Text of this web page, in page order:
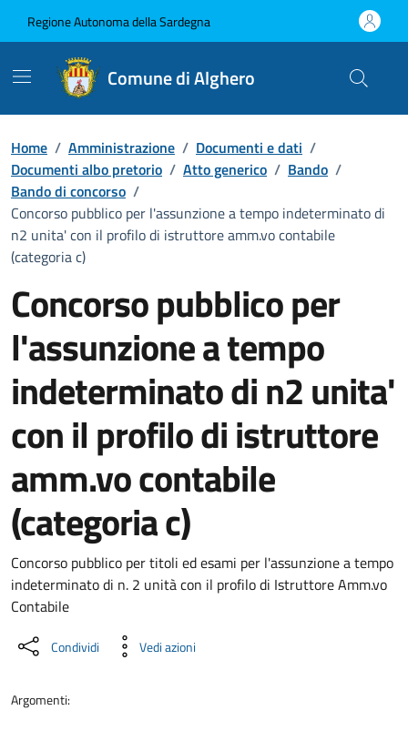
Regione Autonoma della Sardegna
Comune di Alghero
Home / Amministrazione / Documenti e dati /
Documenti albo pretorio / Atto generico / Bando /
Bando di concorso /
Concorso pubblico per l'assunzione a tempo indeterminato di
n2 unita' con il profilo di istruttore amm.vo contabile
(categoria c)
Concorso pubblico per
l'assunzione a tempo
indeterminato di n2 unita'
con il profilo di istruttore
amm.vo contabile
(categoria c)
Dettaglio del documento
Concorso pubblico per titoli ed esami per l'assunzione a tempo
indeterminato di n. 2 unità con il profilo di Istruttore Amm.vo
Contabile
Condividi Vedi azioni
Argomenti: